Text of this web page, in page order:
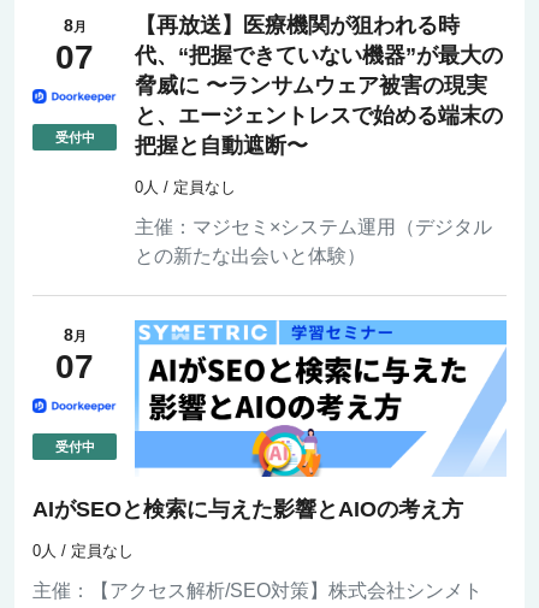
8月
07
【再放送】医療機関が狙われる時
代、“把握できていない機器”が最大の
脅威に 〜ランサムウェア被害の現実
と、エージェントレスで始める端末の
把握と自動遮断〜
主催： マジセミ×システム運用（デジタル
との新たな出会いと体験）
0人 / 定員なし
8月
07
AIがSEOと検索に与えた影響とAIOの考え方
主催：
【アクセス解析/SEO対策】株式会社シンメト
0人 / 定員なし